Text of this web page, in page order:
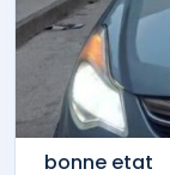
bonne etat